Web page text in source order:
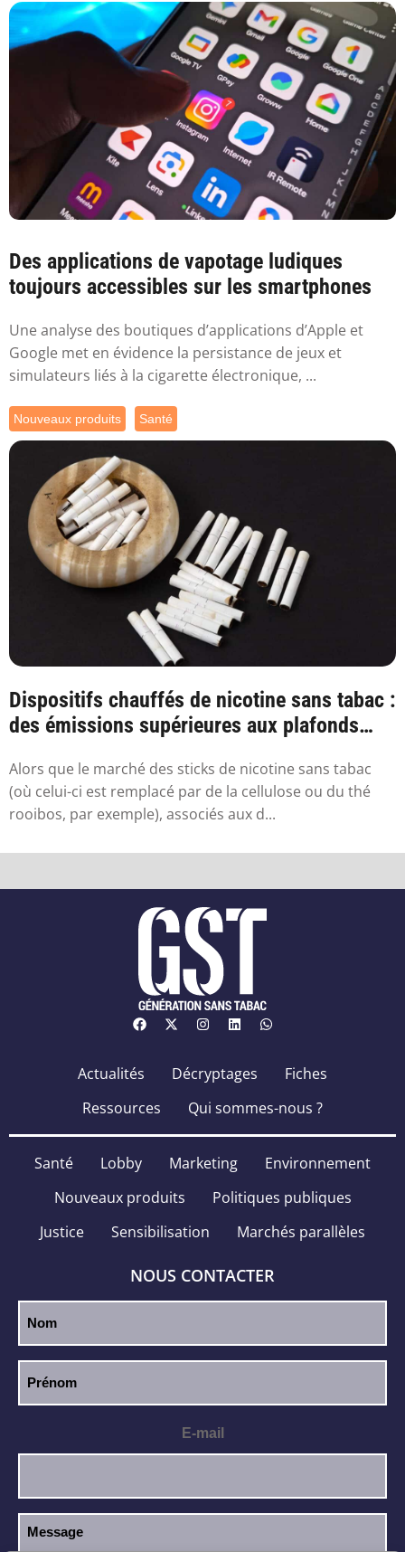
Des applications de vapotage ludiques
toujours accessibles sur les smartphones
Une analyse des boutiques d’applications d’Apple et
Google met en évidence la persistance de jeux et
simulateurs liés à la cigarette électronique, ...
Nouveaux produits Santé
Dispositifs chauffés de nicotine sans tabac :
des émissions supérieures aux plafonds
Alors que le marché des sticks de nicotine sans tabac
(où celui-ci est remplacé par de la cellulose ou du thé
rooibos, par exemple), associés aux d...
Actualités Décryptages
Fiches
Ressources
Qui sommes-nous ?
Santé Lobby Marketing
Environnement
Nouveaux produits
Politiques publiques
Justice
Sensibilisation Marchés parallèles
NOUS CONTACTER
E-mail